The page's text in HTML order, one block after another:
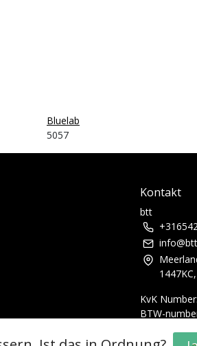
Bluelab
5057
Kontakt
btt
KvK
BTW-